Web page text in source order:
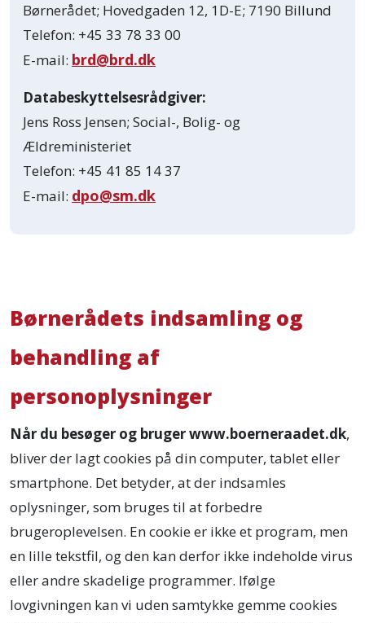
Børnerådet; Hovedgaden 12, 1D-E; 7190 Billund
Telefon: +45 33 78 33 00
E-mail: brd@brd.dk
Databeskyttelsesrådgiver:
Jens Ross Jensen; Social-, Bolig- og
Ældreministeriet
Telefon: +45 41 85 14 37
E-mail: dpo@sm.dk
Børnerådets indsamling og
behandling af
personoplysninger
Når du besøger og bruger www.boerneraadet.dk,
bliver der lagt cookies på din computer, tablet eller
smartphone. Det betyder, at der indsamles
oplysninger, som bruges til at forbedre
brugeroplevelsen. En cookie er ikke et program, men
en lille tekstfil, og den kan derfor ikke indeholde virus
eller andre skadelige programmer. Ifølge
lovgivningen kan vi uden samtykke gemme cookies